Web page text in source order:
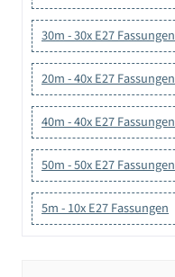
30m - 30x E27 Fassungen
20m - 40x E27 Fassungen
40m - 40x E27 Fassungen
50m - 50x E27 Fassungen
5m - 10x E27 Fassungen